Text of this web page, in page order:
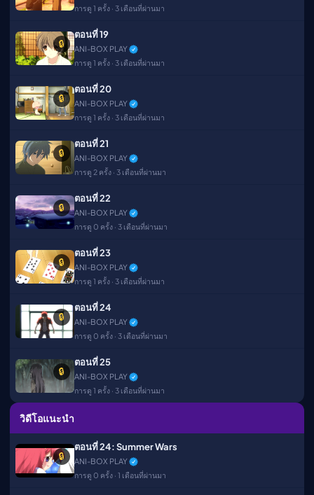
การดู 1 ครั้ง · 3 เดือนที่ผ่านมา
🔒
ตอนที่ 19
ANI-BOX PLAY
การดู 1 ครั้ง · 3 เดือนที่ผ่านมา
🔒
ตอนที่ 20
ANI-BOX PLAY
การดู 1 ครั้ง · 3 เดือนที่ผ่านมา
🔒
ตอนที่ 21
ANI-BOX PLAY
การดู 2 ครั้ง · 3 เดือนที่ผ่านมา
🔒
ตอนที่ 22
ANI-BOX PLAY
การดู 0 ครั้ง · 3 เดือนที่ผ่านมา
🔒
ตอนที่ 23
ANI-BOX PLAY
การดู 1 ครั้ง · 3 เดือนที่ผ่านมา
🔒
ตอนที่ 24
ANI-BOX PLAY
การดู 0 ครั้ง · 3 เดือนที่ผ่านมา
🔒
ตอนที่ 25
ANI-BOX PLAY
การดู 1 ครั้ง · 3 เดือนที่ผ่านมา
วิดีโอแนะนำ
🔒
ตอนที่ 24: Summer Wars
ANI-BOX PLAY
การดู 0 ครั้ง · 1 เดือนที่ผ่านมา